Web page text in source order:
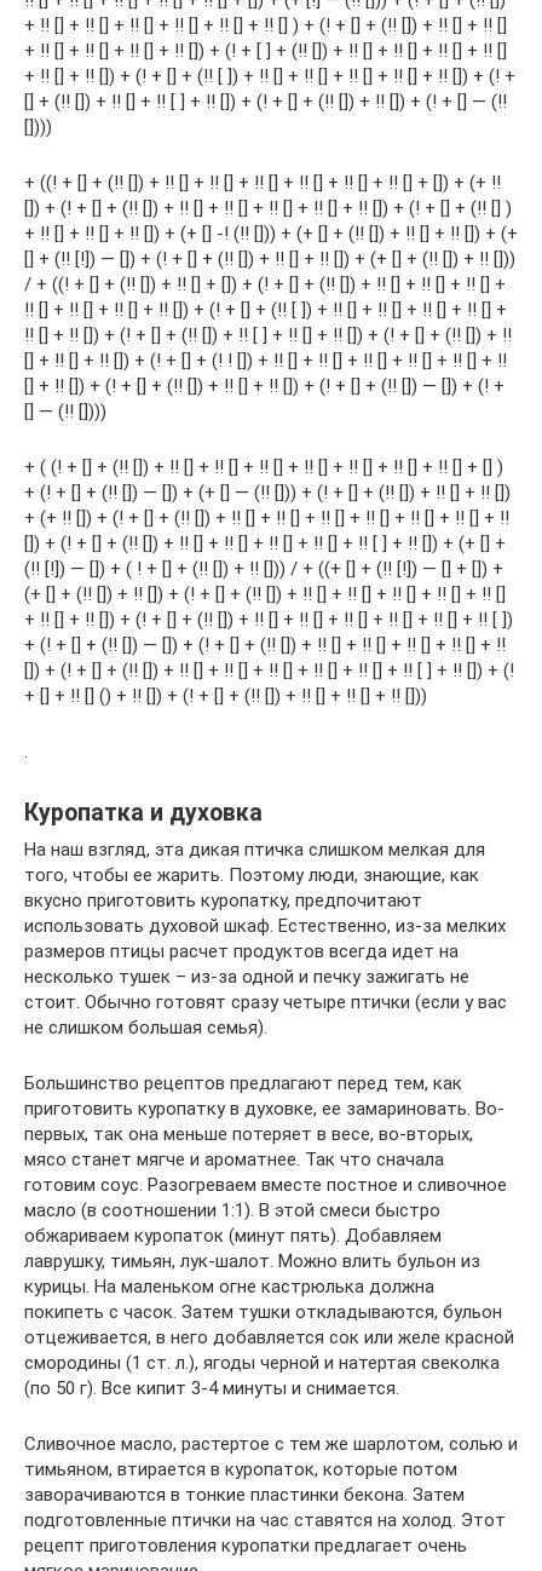
+ !! [] + !! [] + !! [] + !! [] + !! [] + !! [] ) + (! + [] + (!! []) + !! [] + !! []
+ !! [] + !! [] + !! [] + !! []) + (! + [ ] + (!! []) + !! [] + !! [] + !! [] + !! []
+ !! [] + !! []) + (! + [] + (!! [ ]) + !! [] + !! [] + !! [] + !! [] + !! []) + (! +
[] + (!! []) + !! [] + !! [ ] + !! []) + (! + [] + (!! []) + !! []) + (! + [] — (!!
[])))
+ ((! + [] + (!! []) + !! [] + !! [] + !! [] + !! [] + !! [] + !! [] + []) + (+ !!
[]) + (! + [] + (!! []) + !! [] + !! [] + !! [] + !! [] + !! []) + (! + [] + (!! [] )
+ !! [] + !! [] + !! []) + (+ [] -! (!! [])) + (+ [] + (!! []) + !! [] + !! []) + (+
[] + (!! [!]) — []) + (! + [] + (!! []) + !! [] + !! []) + (+ [] + (!! []) + !! []))
/ + ((! + [] + (!! []) + !! [] + []) + (! + [] + (!! []) + !! [] + !! [] + !! [] +
!! [] + !! [] + !! [] + !! []) + (! + [] + (!! [ ]) + !! [] + !! [] + !! [] + !! [] +
!! [] + !! []) + (! + [] + (!! []) + !! [ ] + !! [] + !! []) + (! + [] + (!! []) + !!
[] + !! [] + !! []) + (! + [] + (! ! []) + !! [] + !! [] + !! [] + !! [] + !! [] + !!
[] + !! []) + (! + [] + (!! []) + !! [] + !! []) + (! + [] + (!! []) — []) + (! +
[] — (!! [])))
+ ( (! + [] + (!! []) + !! [] + !! [] + !! [] + !! [] + !! [] + !! [] + !! [] + [] )
+ (! + [] + (!! []) — []) + (+ [] — (!! [])) + (! + [] + (!! []) + !! [] + !! [])
+ (+ !! []) + (! + [] + (!! []) + !! [] + !! [] + !! [] + !! [] + !! [] + !! [] + !!
[]) + (! + [] + (!! []) + !! [] + !! [] + !! [] + !! [] + !! [ ] + !! []) + (+ [] +
(!! [!]) — []) + ( ! + [] + (!! []) + !! [])) / + ((+ [] + (!! [!]) — [] + []) +
(+ [] + (!! []) + !! []) + (! + [] + (!! []) + !! [] + !! [] + !! [] + !! [] + !! []
+ !! [] + !! []) + (! + [] + (!! []) + !! [] + !! [] + !! [] + !! [] + !! [] + !! [ ])
+ (! + [] + (!! []) — []) + (! + [] + (!! []) + !! [] + !! [] + !! [] + !! [] + !!
[]) + (! + [] + (!! []) + !! [] + !! [] + !! [] + !! [] + !! [] + !! [ ] + !! []) + (!
+ [] + !! [] () + !! []) + (! + [] + (!! []) + !! [] + !! [] + !! []))
.
Куропатка и духовка
На наш взгляд, эта дикая птичка слишком мелкая для
того, чтобы ее жарить. Поэтому люди, знающие, как
вкусно приготовить куропатку, предпочитают
использовать духовой шкаф. Естественно, из-за мелких
размеров птицы расчет продуктов всегда идет на
несколько тушек – из-за одной и печку зажигать не
стоит. Обычно готовят сразу четыре птички (если у вас
не слишком большая семья).
Большинство рецептов предлагают перед тем, как
приготовить куропатку в духовке, ее замариновать. Во-
первых, так она меньше потеряет в весе, во-вторых,
мясо станет мягче и ароматнее. Так что сначала
готовим соус. Разогреваем вместе постное и сливочное
масло (в соотношении 1:1). В этой смеси быстро
обжариваем куропаток (минут пять). Добавляем
лаврушку, тимьян, лук-шалот. Можно влить бульон из
курицы. На маленьком огне кастрюлька должна
покипеть с часок. Затем тушки откладываются, бульон
отцеживается, в него добавляется сок или желе красной
смородины (1 ст. л.), ягоды черной и натертая свеколка
(по 50 г). Все кипит 3-4 минуты и снимается.
Сливочное масло, растертое с тем же шарлотом, солью и
тимьяном, втирается в куропаток, которые потом
заворачиваются в тонкие пластинки бекона. Затем
подготовленные птички на час ставятся на холод. Этот
рецепт приготовления куропатки предлагает очень